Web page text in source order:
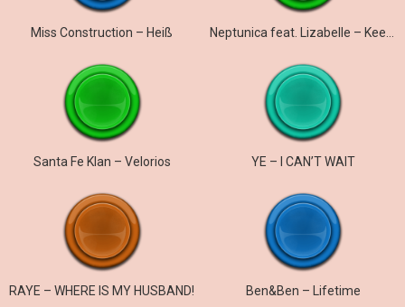
Miss Construction – Heiß
Santa Fe Klan – Velorios YE – I CAN’T WAIT
RAYE – WHERE IS MY HUSBAND! Ben&Ben – Lifetime